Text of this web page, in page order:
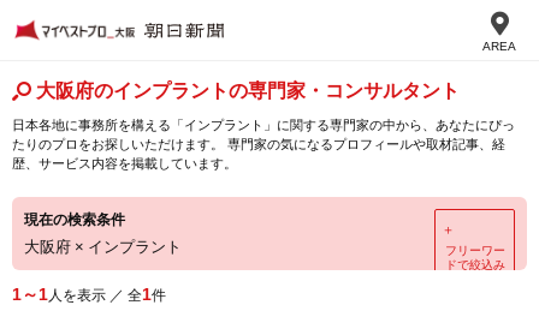
AREA
大阪府のインプラントの専門家・コンサルタント
日本各地に事務所を構える「インプラント」に関する専門家の中から、あなたにぴっ
たりのプロをお探しいただけます。 専門家の気になるプロフィールや取材記事、経
歴、サービス内容を掲載しています。
現在の検索条件
大阪府 × インプラント
＋
フリーワー
ドで絞込み
1～1人を表示 ／ 全1件